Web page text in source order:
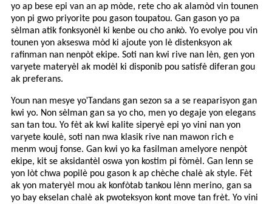
yo ap bese epi van an ap mòde, rete cho ak alamòd vin tounen
yon pi gwo priyorite pou gason toupatou. Gan gason yo pa
sèlman atik fonksyonèl ki kenbe ou cho ankò. Yo evolye pou vin
tounen yon akseswa mòd ki ajoute yon lè distenksyon ak
rafinman nan nenpòt ekipe. Soti nan kwi rive nan lèn, gen yon
varyete materyèl ak modèl ki disponib pou satisfè diferan gou
ak preferans.
Youn nan mesye yo'Tandans gan sezon sa a se reaparisyon gan
kwi yo. Non sèlman gan sa yo cho, men yo degaje yon elegans
san tan tou. Yo fèt ak kwi kalite siperyè epi yo vini nan yon
varyete koulè, soti nan nwa klasik rive nan mawon rich e
menm wouj fonse. Gan kwi yo ka fasilman amelyore nenpòt
ekipe, kit se aksidantèl oswa yon kostim pi fòmèl. Gan lenn se
yon lòt chwa popilè pou gason k ap chèche chalè ak style. Fèt
ak yon materyèl mou ak konfòtab tankou lènn merino, gan sa
yo bay ekselan chalè ak pwoteksyon kont move tan frèt. Yo vini